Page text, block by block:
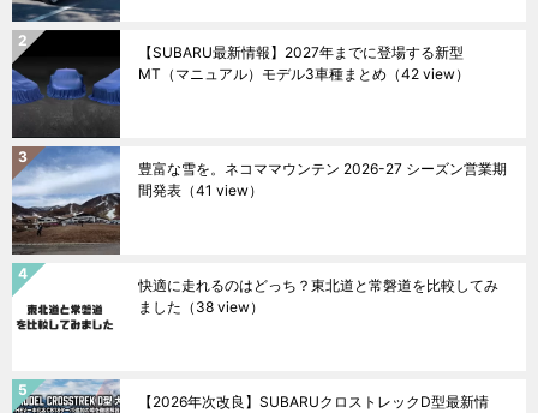
【SUBARU最新情報】2027年までに登場する新型
MT（マニュアル）モデル3車種まとめ （42 view）
豊富な雪を。ネコママウンテン 2026-27 シーズン営業期
間発表 （41 view）
快適に走れるのはどっち？東北道と常磐道を比較してみ
ました （38 view）
【2026年次改良】SUBARUクロストレックD型最新情